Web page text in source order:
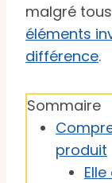
malgré
éléments
différence.
Sommaire
produit